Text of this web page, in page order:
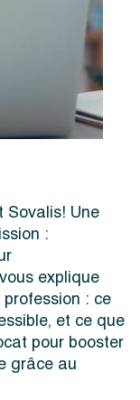
Sovalis! Une
:
explique
: ce
et ce que
pour booster
grâce au